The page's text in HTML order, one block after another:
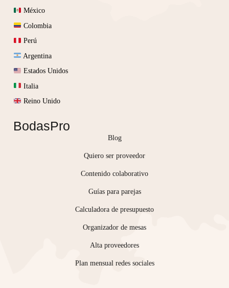
México
Colombia
Perú
Argentina
Estados Unidos
Italia
Reino Unido
BodasPro
Blog
Quiero ser proveedor
Contenido colaborativo
Guías para parejas
Calculadora de presupuesto
Organizador de mesas
Alta proveedores
Plan mensual redes sociales